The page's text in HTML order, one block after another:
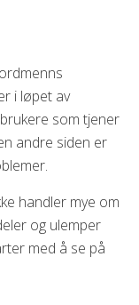
i løpet av
som tjener
andre siden er
handler mye om
og ulemper
med å se på